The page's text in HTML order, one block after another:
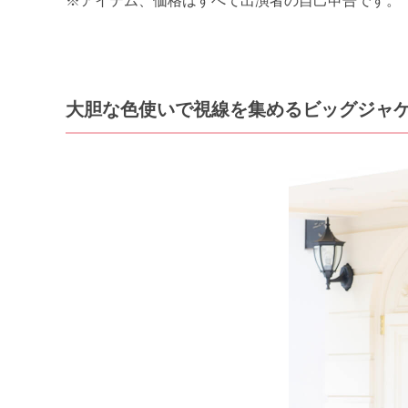
大胆な色使いで視線を集めるビッグジャ